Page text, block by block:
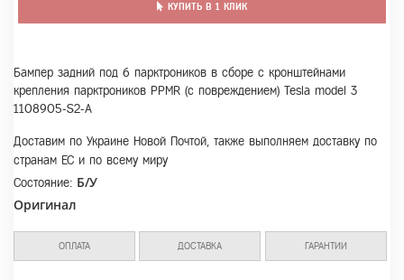
КУПИТЬ В 1 КЛИК
Бампер задний под 6 парктроников в сборе с кронштейнами
крепления парктроников PPMR (с повреждением) Tesla model 3
1108905-S2-A
Доставим по Украине Новой Почтой, также выполняем доставку по
странам ЕС и по всему миру
Состояние: Б/У
Оригинал
ОПЛАТА ДОСТАВКА ГАРАНТИИ